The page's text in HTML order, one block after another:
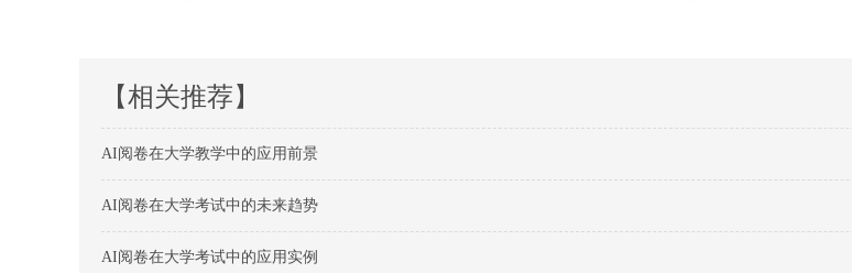
【相关推荐】
AI阅卷在大学教学中的应用前景
AI阅卷在大学考试中的未来趋势
AI阅卷在大学考试中的应用实例